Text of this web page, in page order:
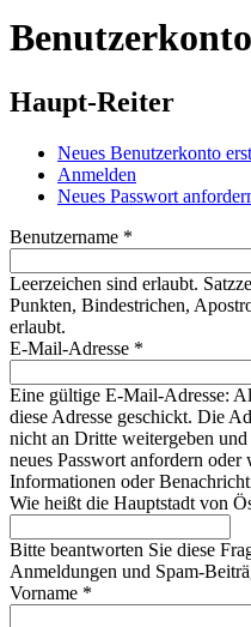
Benutzerkonto
Haupt-Reiter
Neues Benutzerkonto
Anmelden
Neues Passwort
Benutzername *
Leerzeichen sind erlaubt.
Punkten, Bindestrichen,
erlaubt.
E-Mail-Adresse *
Eine gültige E-Mail-Adresse:
diese Adresse geschickt. Die
nicht an Dritte weitergeben
neues Passwort anfordern
Informationen oder
Wie heißt die Hauptstadt von
Bitte beantworten Sie diese
Anmeldungen und Spam-
Vorname *